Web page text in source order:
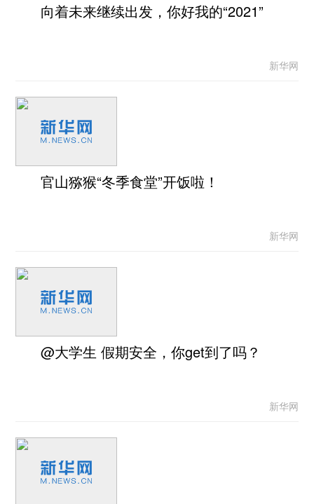
向着未来继续出发，你好我的“2021”
新华网
官山猕猴“冬季食堂”开饭啦！
新华网
@大学生 假期安全，你get到了吗？
新华网